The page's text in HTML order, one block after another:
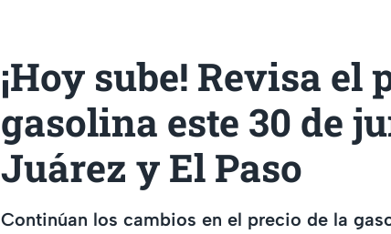
¡Hoy sube! Revisa el
gasolina este 30 de
Juárez y El Paso
Continúan los cambios en el precio de la